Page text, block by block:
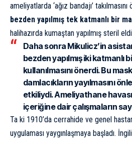
ameliyatlarda ‘ağız bandajı’
bezden yapılmış tek katmanlı bir
halihazırda kumaştan yapılmış steril
Daha sonra Mikulicz’in
bezden yapılmış iki katmanlı
kullanılmasını önerdi. Bu
damlacıkların yayılmasını
etkiliydi. Ameliyathane
içeriğine dair çalışmaların
Ta ki 1910’da cerrahide ve genel
uygulaması yaygınlaşmaya başladı.